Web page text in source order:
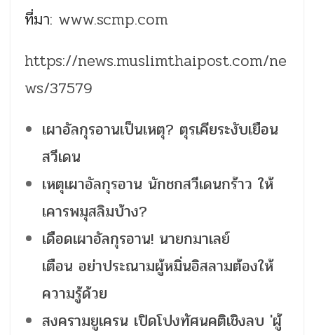
ที่มา: www.scmp.com
https://news.muslimthaipost.com/ne
ws/37579
เผาอัลกุรอานเป็นเหตุ? ตุรเคียระงับเยือน
สวีเดน
เหตุเผาอัลกุรอาน นักชกสวีเดนกร้าว ให้
เคารพมุสลิมบ้าง?
เดือดเผาอัลกุรอาน! นายกมาเลย์
เตือน อย่าประณามผู้หมิ่นอิสลามต้องให้
ความรู้ด้วย
สงครามยูเครน เปิดโปงทัศนคติเชิงลบ 'ผู้